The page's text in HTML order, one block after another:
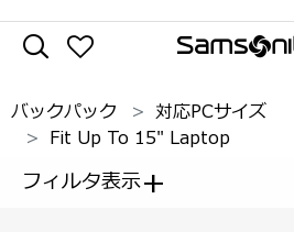
バックパック
対応PCサイズ
Fit Up To 15" Laptop
フィルタ表示+